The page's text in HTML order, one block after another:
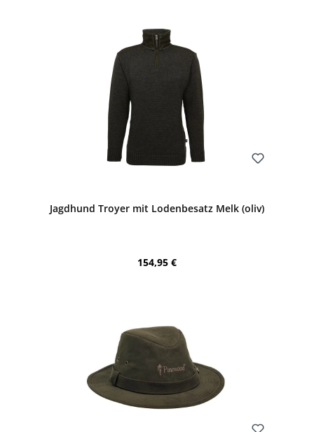
Jagdhund Troyer mit Lodenbesatz Melk (oliv)
Regulärer Preis:
154,95 €